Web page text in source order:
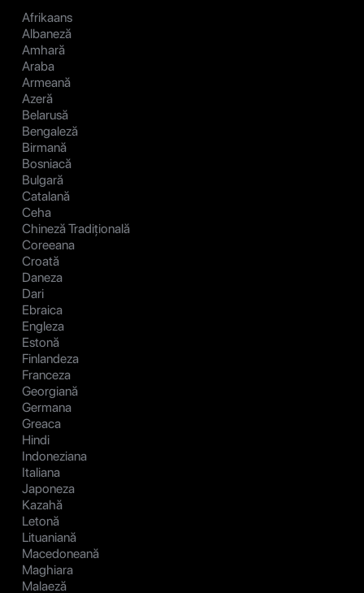
Afrikaans
Albaneză
Amhară
Araba
Armeană
Azeră
Belarusă
Bengaleză
Birmană
Bosniacă
Bulgară
Catalană
Ceha
Chineză Tradițională
Coreeana
Croată
Daneza
Dari
Ebraica
Engleza
Estonă
Finlandeza
Franceza
Georgiană
Germana
Greaca
Hindi
Indoneziana
Italiana
Japoneza
Kazahă
Letonă
Lituaniană
Macedoneană
Maghiara
Malaeză